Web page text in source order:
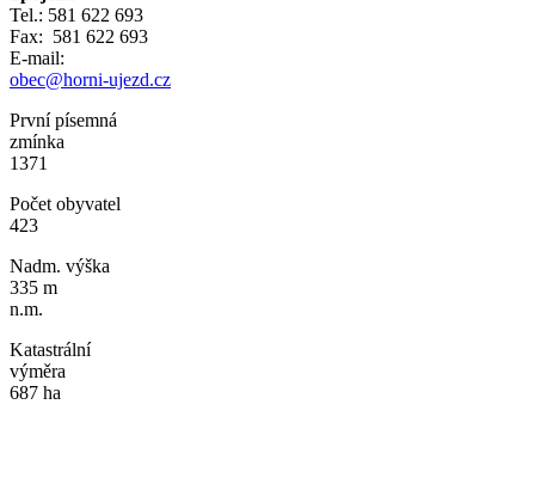
Tel.: 581 622 693
Fax: 581 622 693
E-mail:
obec@horni-ujezd.cz
První písemná
zmínka
1371
Počet obyvatel
423
Nadm. výška
335 m
n.m.
Katastrální
výměra
687 ha